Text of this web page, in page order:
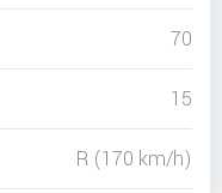
70
15
R (170 km/h)